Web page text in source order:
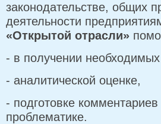
законодательстве, общих
деятельности
«Открытой отрасли»
- в получении
- аналитической оценке,
- подготовке
проблематике.